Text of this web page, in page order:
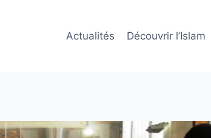
Actualités Découvrir l’Islam